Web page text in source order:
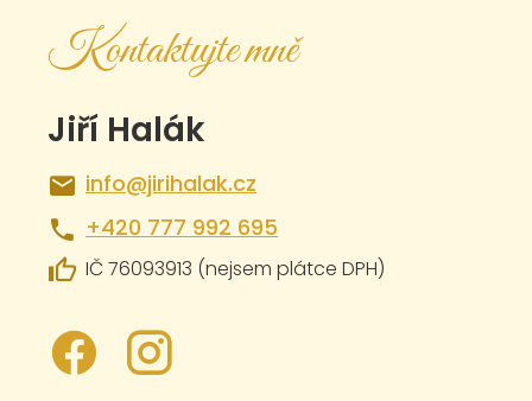
Kontaktujte mně
Jiří Halák
info@jirihalak.cz
+420 777 992 695
IČ 76093913 (nejsem plátce DPH)